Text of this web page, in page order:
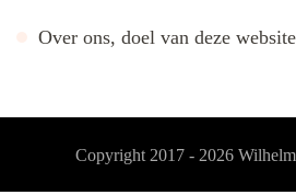
Over ons, doel van deze website
Copyright 2017 - 2026